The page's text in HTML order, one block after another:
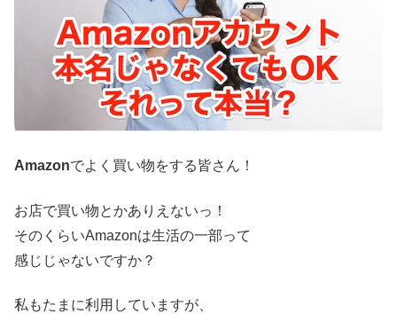
Amazonでよく買い物をする皆さん！
お店で買い物とかありえないっ！
そのくらいAmazonは生活の一部って
感じじゃないですか？
私もたまに利用していますが、